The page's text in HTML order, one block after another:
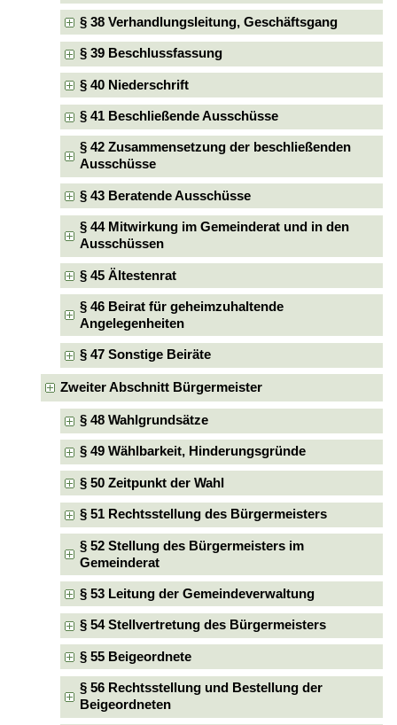
§ 38 Verhandlungsleitung, Geschäftsgang
§ 39 Beschlussfassung
§ 40 Niederschrift
§ 41 Beschließende Ausschüsse
§ 42 Zusammensetzung der beschließenden
Ausschüsse
§ 43 Beratende Ausschüsse
§ 44 Mitwirkung im Gemeinderat und in den
Ausschüssen
§ 45 Ältestenrat
§ 46 Beirat für geheimzuhaltende
Angelegenheiten
§ 47 Sonstige Beiräte
Zweiter Abschnitt Bürgermeister
§ 48 Wahlgrundsätze
§ 49 Wählbarkeit, Hinderungsgründe
§ 50 Zeitpunkt der Wahl
§ 51 Rechtsstellung des Bürgermeisters
§ 52 Stellung des Bürgermeisters im
Gemeinderat
§ 53 Leitung der Gemeindeverwaltung
§ 54 Stellvertretung des Bürgermeisters
§ 55 Beigeordnete
§ 56 Rechtsstellung und Bestellung der
Beigeordneten